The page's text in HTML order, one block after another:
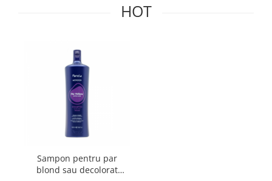
HOT
Sampon pentru par
blond sau decolorat